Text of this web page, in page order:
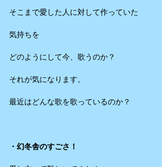
そこまで愛した人に対して作っていた
気持ちを
どのようにして今、歌うのか？
それが気になります。
最近はどんな歌を歌っているのか？
・幻冬舎のすごさ！